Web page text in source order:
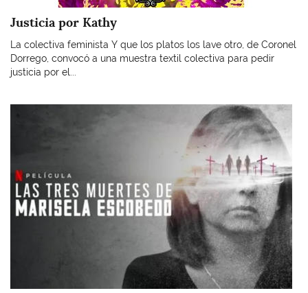
Justicia por Kathy
La colectiva feminista Y que los platos los lave otro, de Coronel
Dorrego, convocó a una muestra textil colectiva para pedir
justicia por el...